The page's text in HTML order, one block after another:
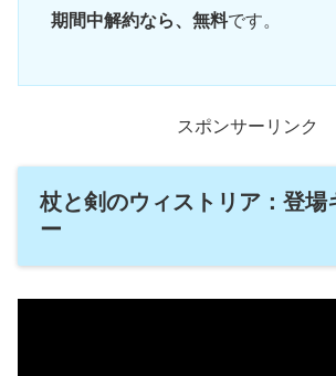
期間中解約なら、無料です。
スポンサーリンク
杖と剣のウィストリア：登場
ー